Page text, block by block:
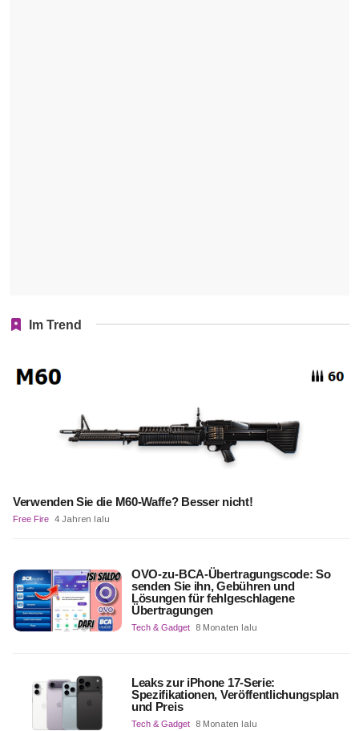
Im Trend
Verwenden Sie die M60-Waffe? Besser nicht!
Free Fire 4 Jahren lalu
OVO-zu-BCA-Übertragungscode: So
senden Sie ihn, Gebühren und
Lösungen für fehlgeschlagene
Übertragungen
Tech & Gadget 8 Monaten lalu
Leaks zur iPhone 17-Serie:
Spezifikationen, Veröffentlichungsplan
und Preis
Tech & Gadget 8 Monaten lalu